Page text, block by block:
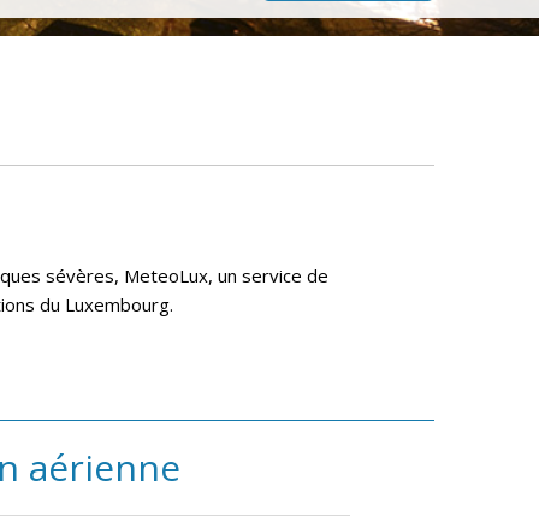
sévères, MeteoLux, un service de
du Luxembourg.
aérienne